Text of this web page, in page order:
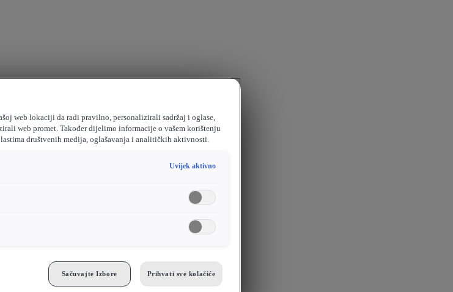
web lokaciji da radi pravilno, personalizirali sadržaj i oglase,
web promet. Također dijelimo informacije o vašem korištenju
društvenih medija, oglašavanja i analitičkih aktivnosti.
Uvijek aktivno
Sačuvajte Izbore Prihvati sve kolačiće